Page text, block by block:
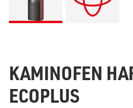
KAMINOFEN
ECOPLUS